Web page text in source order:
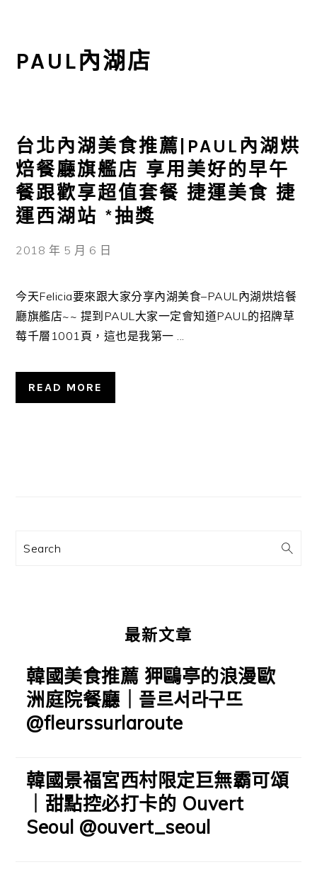
PAUL內湖店
台北內湖美食推薦|PAUL內湖烘
焙餐廳旗艦店 享用美好的早午
餐跟歡享超值套餐 捷運美食 捷
運西湖站 *抽獎
2018 年 5 月 6 日
今天Felicia要來跟大家分享內湖美食–PAUL內湖烘焙餐
廳旗艦店~~ 提到PAUL大家一定會知道PAUL的招牌草
莓千層1001頁，這也是我第一 ...
READ MORE
訊
Search
最新文章
韓國美食推薦 狎鷗亭的浪漫歐
洲庭院餐廳｜플르서라구뜨
@fleurssurlaroute
韓國景福宮西村限定巨無霸可頌
｜甜點控必打卡的 Ouvert
Seoul @ouvert_seoul